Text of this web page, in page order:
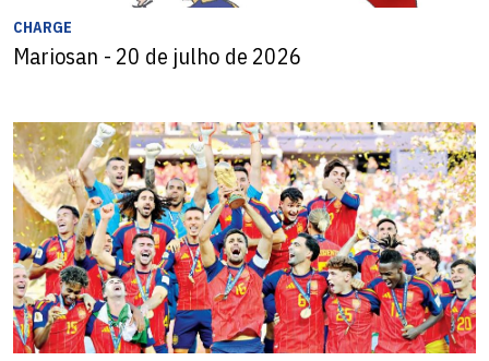
CHARGE
Mariosan - 20 de julho de 2026